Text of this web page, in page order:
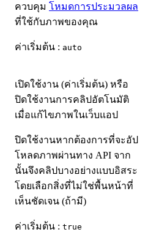
ควบคุม โหมดการประมวลผล
ที่ใช้กับภาพของคุณ
ค่าเริ่มต้น : auto
เปิดใช้งาน (ค่าเริ่มต้น) หรือ
ปิดใช้งานการคลิปอัตโนมัติ
เมื่อแก้ไขภาพในเว็บแอป
ปิดใช้งานหากต้องการที่จะอัป
โหลดภาพผ่านทาง API จาก
นั้นจึงคลิปบางอย่างแบบอิสระ
โดยเลือกสิ่งที่ไม่ใช่พื้นหน้าที่
เห็นชัดเจน (ถ้ามี)
ค่าเริ่มต้น : true